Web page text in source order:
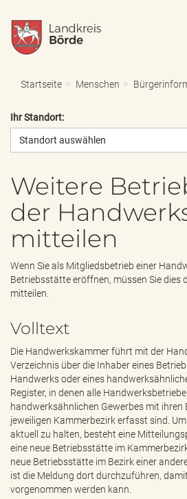
Startseite Menschen
Ihr Standort:
Standort auswählen
Weitere
der
mitteilen
Wenn Sie als Mitgliedsbetrieb einer
Betriebsstätte eröffnen, müssen Sie dies
mitteilen.
Volltext
Die Handwerkskammer führt mit der
Verzeichnis über die Inhaber eines
Handwerks oder eines
Register, in denen alle
handwerksähnlichen Gewerbes mit
jeweiligen Kammerbezirk erfasst sind.
aktuell zu halten, besteht eine
eine neue Betriebsstätte im
neue Betriebsstätte im Bezirk einer
ist die Meldung dort durchzuführen,
vorgenommen werden kann.